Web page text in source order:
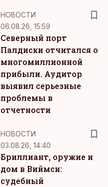
НОВОСТИ
06.08.26, 15:59
Северный порт
Палдиски отчитался о
многомиллионной
прибыли. Аудитор
выявил серьезные
проблемы в
отчетности
НОВОСТИ
03.08.26, 14:40
Бриллиант, оружие и
дом в Виймси:
судебный